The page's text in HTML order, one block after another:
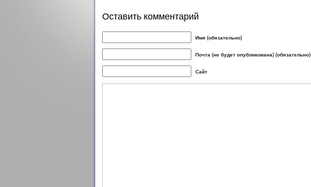
Оставить комментарий
Имя (обязательно)
Почта (не будет опубликована) (обязательно)
Сайт